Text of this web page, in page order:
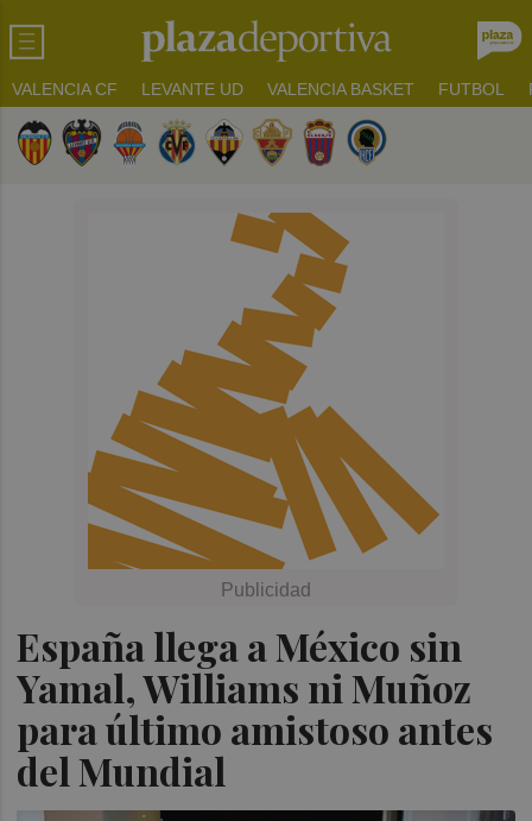
VALENCIA CF LEVANTE UD VALENCIA BASKET FUTBOL
España llega a México sin
Yamal, Williams ni Muñoz
para último amistoso antes
del Mundial